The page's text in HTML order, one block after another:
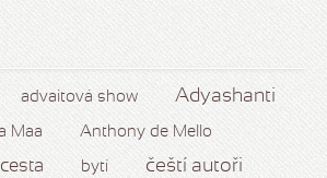
advaitová show Adyashanti
Maa Anthony de Mello
bytí čeští autoři